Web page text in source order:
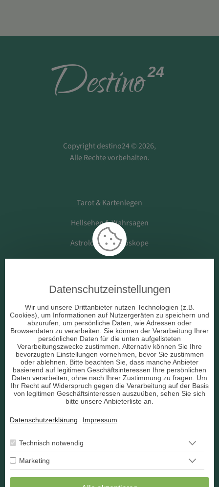
Destino24
Copyright destino24 © 2026,
Alle Rechte vorbehalten.
Tarot & Kartenlegen
Hellsehen & Wahrsagen
Astrologie & Horoskope
Beruf & Arbeitsleben
Liebe & Partnerschaft
sonstige Bereiche
AGB
Datenschutz
Impressum
Berater Bewerbung
Widerruf
Datenschutzeinstellungen
Wir und unsere Drittanbieter nutzen Technologien (z.B.
Cookies), um Informationen auf Nutzergeräten zu speichern und
abzurufen, um persönliche Daten, wie Adressen oder
Browserdaten zu verarbeiten. Sie können der Verarbeitung Ihrer
persönlichen Daten für die unten aufgelisteten
Verarbeitungszwecke zustimmen. Alternativ können Sie Ihre
bevorzugten Einstellungen vornehmen, bevor Sie zustimmen
oder ablehnen. Bitte beachten Sie, dass manche Anbieter
basierend auf legitimen Geschäftsinteressen Ihre persönlichen
Daten verarbeiten, ohne nach Ihrer Zustimmung zu fragen. Um
Ihr Recht auf Widerspruch gegen die Verarbeitung auf der Basis
von legitimen Geschäftsinteressen auszuüben, sehen Sie sich
bitte unsere Anbieterliste an.
Datenschutzerklärung Impressum
Technisch notwendig
Marketing